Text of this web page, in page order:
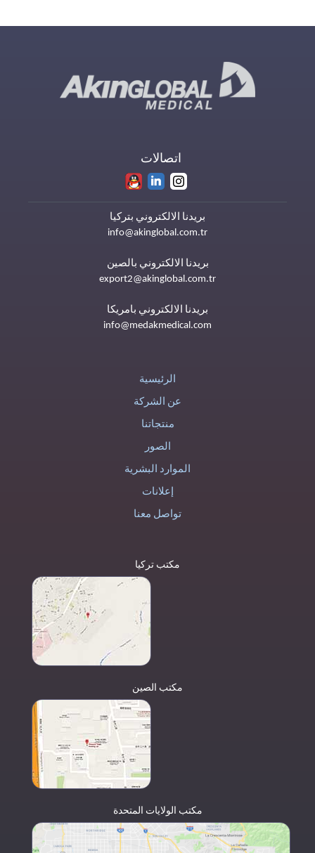
اتصالات
بريدنا الالكتروني بتركيا
info@akinglobal.com.tr
بريدنا الالكتروني بالصين
export2@akinglobal.com.tr
بريدنا الالكتروني بامريكا
info@medakmedical.com
الرئيسية
عن الشركة
منتجاتنا
الصور
الموارد البشرية
إعلانات
تواصل معنا
مكتب تركيا
مكتب الصين
مكتب الولايات المتحدة